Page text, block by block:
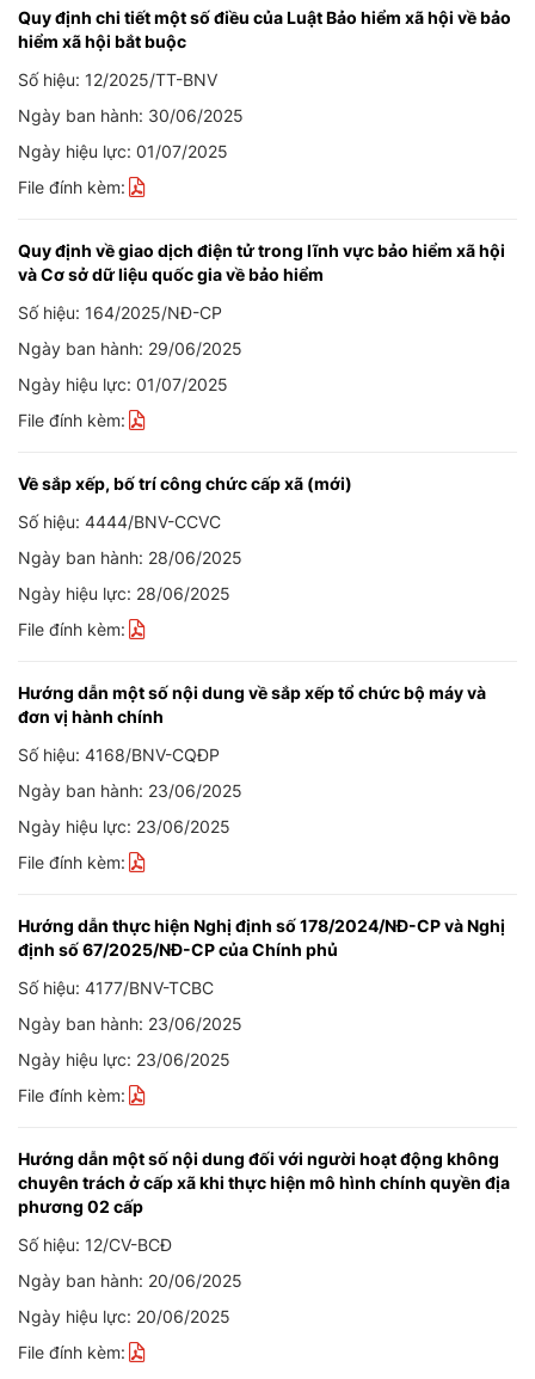
Quy định chi tiết một số điều của Luật Bảo hiểm xã hội về bảo
hiểm xã hội bắt buộc
Số hiệu: 12/2025/TT-BNV
Ngày ban hành: 30/06/2025
Ngày hiệu lực: 01/07/2025
File đính kèm:
Quy định về giao dịch điện tử trong lĩnh vực bảo hiểm xã hội
và Cơ sở dữ liệu quốc gia về bảo hiểm
Số hiệu: 164/2025/NĐ-CP
Ngày ban hành: 29/06/2025
Ngày hiệu lực: 01/07/2025
File đính kèm:
Về sắp xếp, bố trí công chức cấp xã (mới)
Số hiệu: 4444/BNV-CCVC
Ngày ban hành: 28/06/2025
Ngày hiệu lực: 28/06/2025
File đính kèm:
Hướng dẫn một số nội dung về sắp xếp tổ chức bộ máy và
đơn vị hành chính
Số hiệu: 4168/BNV-CQĐP
Ngày ban hành: 23/06/2025
Ngày hiệu lực: 23/06/2025
File đính kèm:
Hướng dẫn thực hiện Nghị định số 178/2024/NĐ-CP và Nghị
định số 67/2025/NĐ-CP của Chính phủ
Số hiệu: 4177/BNV-TCBC
Ngày ban hành: 23/06/2025
Ngày hiệu lực: 23/06/2025
File đính kèm:
Hướng dẫn một số nội dung đối với người hoạt động không
chuyên trách ở cấp xã khi thực hiện mô hình chính quyền địa
phương 02 cấp
Số hiệu: 12/CV-BCĐ
Ngày ban hành: 20/06/2025
Ngày hiệu lực: 20/06/2025
File đính kèm: